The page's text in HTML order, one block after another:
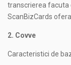
transcrierea facuta
ScanBizCards
2. Covve
Caracteristici de